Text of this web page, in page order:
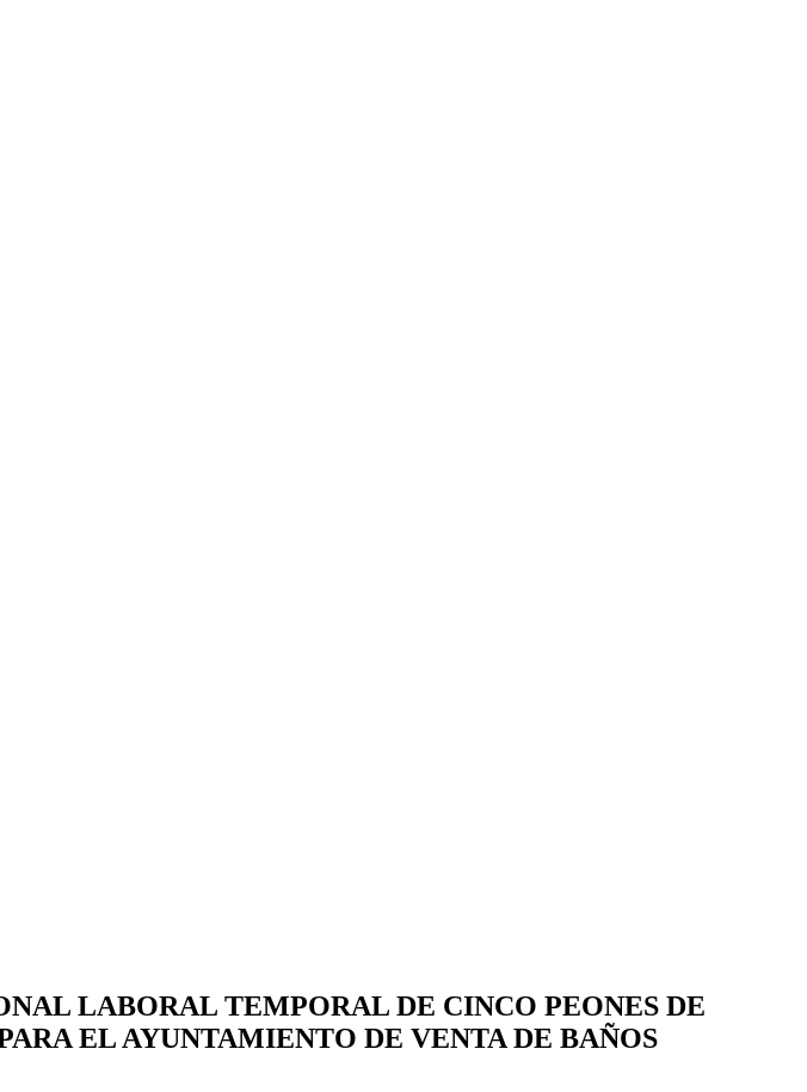
LABORAL TEMPORAL DE CINCO PEONES DE
EL AYUNTAMIENTO DE VENTA DE BAÑOS